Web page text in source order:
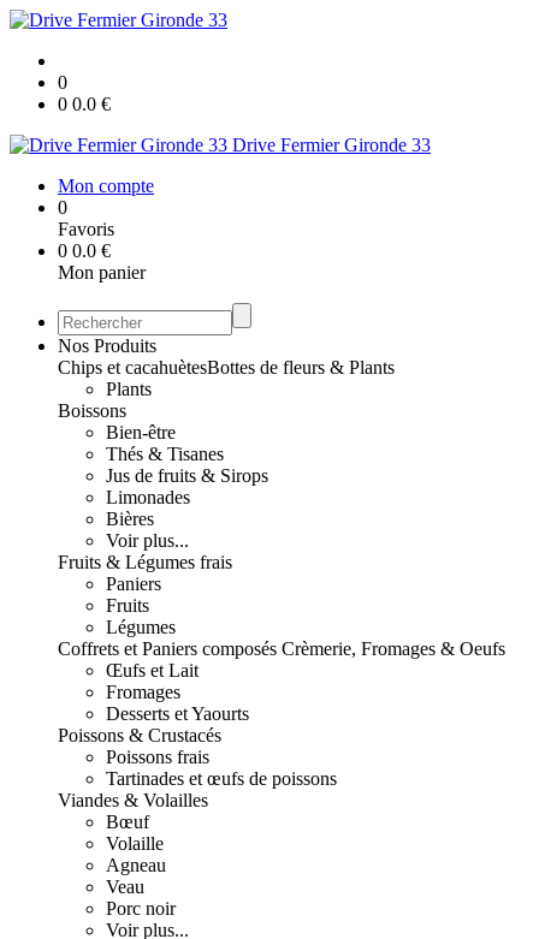
0
0 0.0 €
Drive Fermier Gironde 33
Mon compte
0
Favoris
0 0.0 €
Mon panier
Nos Produits
Chips et cacahuètesBottes de fleurs & Plants
Plants
Boissons
Bien-être
Thés & Tisanes
Jus de fruits & Sirops
Limonades
Bières
Voir plus...
Fruits & Légumes frais
Paniers
Fruits
Légumes
Coffrets et Paniers composés Crèmerie, Fromages & Oeufs
Œufs et Lait
Fromages
Desserts et Yaourts
Poissons & Crustacés
Poissons frais
Tartinades et œufs de poissons
Viandes & Volailles
Bœuf
Volaille
Agneau
Veau
Porc noir
Voir plus...